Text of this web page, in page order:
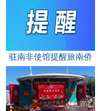
驻南非使馆提醒旅南侨